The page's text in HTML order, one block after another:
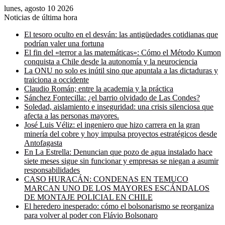
lunes, agosto 10 2026
Noticias de última hora
El tesoro oculto en el desván: las antigüedades cotidianas que
podrían valer una fortuna
El fin del «terror a las matemáticas»: Cómo el Método Kumon
conquista a Chile desde la autonomía y la neurociencia
La ONU no solo es inútil sino que apuntala a las dictaduras y
traiciona a occidente
Claudio Román; entre la academia y la práctica
Sánchez Fontecilla: ¿el barrio olvidado de Las Condes?
Soledad, aislamiento e inseguridad: una crisis silenciosa que
afecta a las personas mayores.
José Luis Véliz: el ingeniero que hizo carrera en la gran
minería del cobre y hoy impulsa proyectos estratégicos desde
Antofagasta
En La Estrella: Denuncian que pozo de agua instalado hace
siete meses sigue sin funcionar y empresas se niegan a asumir
responsabilidades
CASO HURACÁN: CONDENAS EN TEMUCO
MARCAN UNO DE LOS MAYORES ESCÁNDALOS
DE MONTAJE POLICIAL EN CHILE
El heredero inesperado: cómo el bolsonarismo se reorganiza
para volver al poder con Flávio Bolsonaro